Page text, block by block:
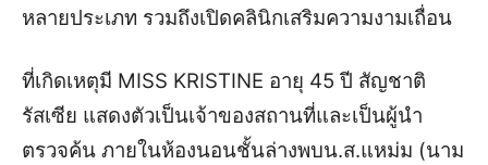
หลายประเภท รวมถึงเปิดคลินิกเสริมความงามเถื่อน
ที่เกิดเหตุมี MISS KRISTINE อายุ 45 ปี สัญชาติ
รัสเซีย แสดงตัวเป็นเจ้าของสถานที่และเป็นผู้นำ
ตรวจค้น ภายในห้องนอนชั้นล่างพบน.ส.แหม่ม (นาม